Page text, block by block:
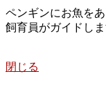
ペンギンにお魚を
飼育員がガイドしま
閉じる